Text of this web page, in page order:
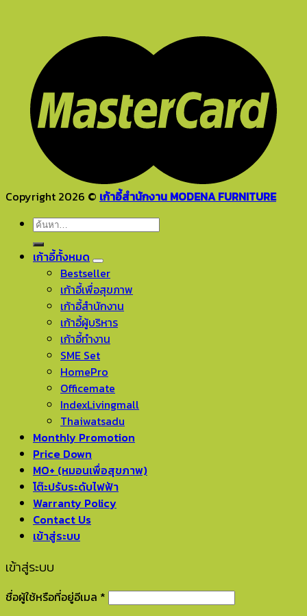
Copyright 2026 © เก้าอี้สำนักงาน MODENA FURNITURE
ค้นหา:
เก้าอี้ทั้งหมด
Bestseller
เก้าอี้เพื่อสุขภาพ
เก้าอี้สำนักงาน
เก้าอี้ผู้บริหาร
เก้าอี้ทำงาน
SME Set
HomePro
Officemate
IndexLivingmall
Thaiwatsadu
Monthly Promotion
Price Down
MO+ (หมอนเพื่อสุขภาพ)
โต๊ะปรับระดับไฟฟ้า
Warranty Policy
Contact Us
เข้าสู่ระบบ
เข้าสู่ระบบ
ชื่อผู้ใช้หรือที่อยู่อีเมล *